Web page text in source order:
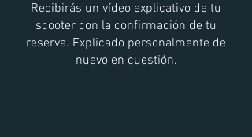
Recibirás un vídeo explicativo de tu
scooter con la confirmación de tu
reserva. Explicado personalmente de
nuevo en cuestión.